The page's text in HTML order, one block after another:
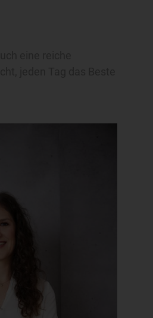
geschlossen. Seine Funktionalität ist